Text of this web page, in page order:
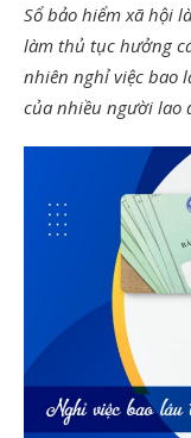
Sổ bảo hiểm xã hội
làm thủ tục hưởng
nhiên nghỉ việc bao
của nhiều người lao